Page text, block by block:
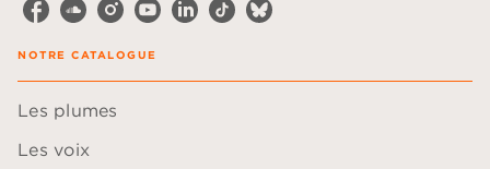
NOTRE CATALOGUE
Les plumes
Les voix